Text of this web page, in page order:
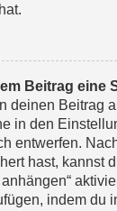
Beitrag eine
deinen Beitrag
in den
entwerfen.
hast, kannst
indem du